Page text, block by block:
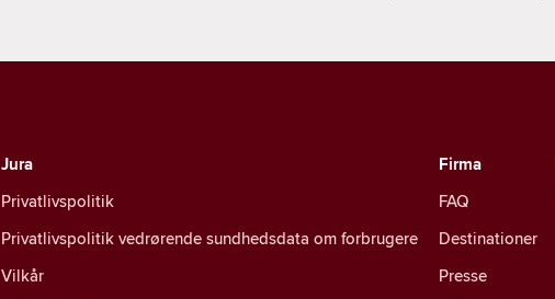
Jura
Privatlivspolitik
Privatlivspolitik vedrørende sundhedsdata om forbrugere
Vilkår
Firma
FAQ
Destinationer
Presse